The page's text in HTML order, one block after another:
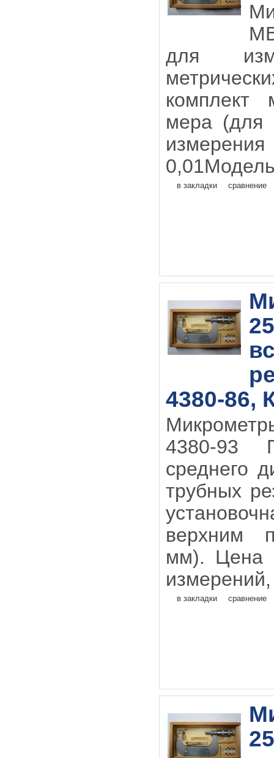
для
комплект
мера (для
в закладки сравнение
4380-86,
4380-93
среднего
трубных
верхним
мм). Цена
в закладки сравнение